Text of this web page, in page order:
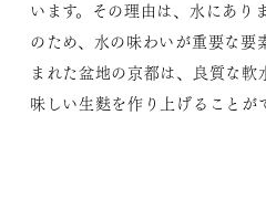
います。その理由は、水にあり
のため、水の味わいが重要な要
まれた盆地の京都は、良質な軟
味しい生麩を作り上げることが